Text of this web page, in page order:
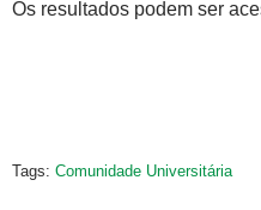
Os resultados podem ser
Tags: Comunidade Universitária